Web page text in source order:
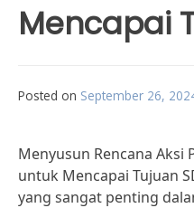
Mencapai
Posted on September 26,
Menyusun Rencana Aksi
untuk Mencapai Tujuan
yang sangat penting